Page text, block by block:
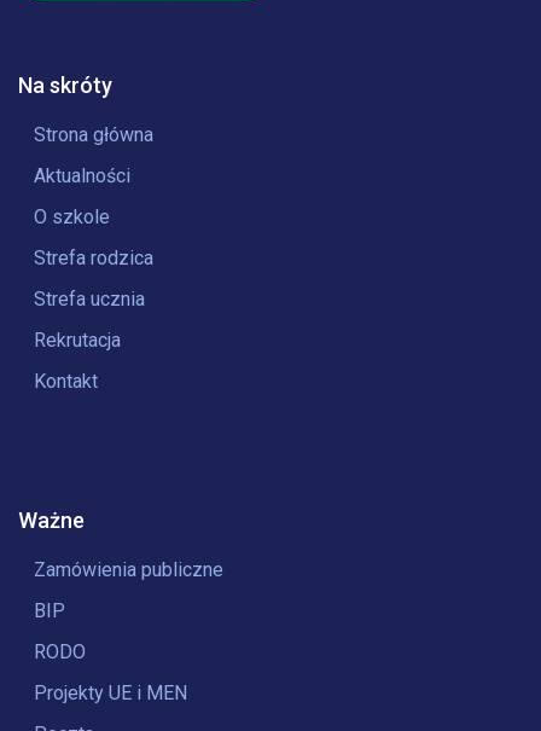
Na skróty
Strona główna
Aktualności
O szkole
Strefa rodzica
Strefa ucznia
Rekrutacja
Kontakt
Ważne
Zamówienia publiczne
BIP
RODO
Projekty UE i MEN